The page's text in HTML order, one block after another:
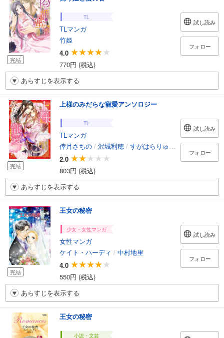
完結
TL
TLマンガ
竹姫
4.0
770円 (税込)
試し読み
フォロー
あらすじを表示する
完結
上様のみだらな寵愛アンソロジー
TL
TLマンガ
倖月さちの / 沢城利穂 / すがはらりゅう /霜月星良/竹
2.0
803円 (税込)
試し読み
フォロー
あらすじを表示する
完結
王女の秘密
少女・女性マンガ
女性マンガ
ケイト・ハーディ / 中村地里
4.0
550円 (税込)
試し読み
フォロー
あらすじを表示する
王女の秘密
小説・文芸